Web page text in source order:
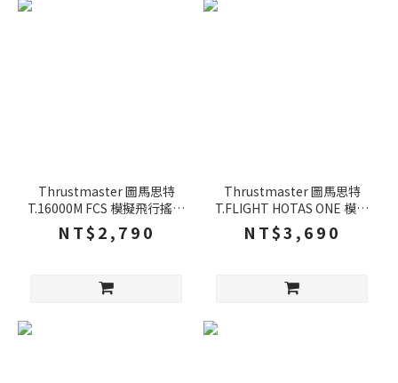
Thrustmaster 圖馬思特
T.16000M FCS 模擬飛行搖桿
雙手通用 16個操作按鈕 飛行
搖桿 飛機搖桿 PC
NT$2,790
Thrustmaster 圖馬思特
T.FLIGHT HOTAS ONE 模擬
飛行搖桿 多功能設計 雙舵系
統 飛行搖桿 PC XBOX
NT$3,690